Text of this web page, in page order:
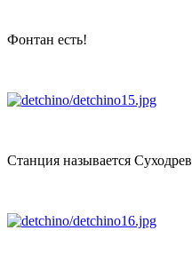
Фонтан есть!
Станция называется Суходрев